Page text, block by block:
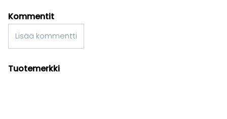
Kommentit
Lisää kommentti
Tuotemerkki